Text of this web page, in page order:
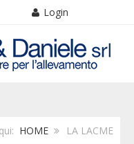
Login
HOME LA LACME